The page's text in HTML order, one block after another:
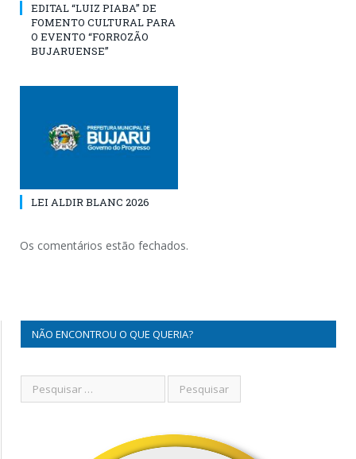
EDITAL “LUIZ PIABA” DE
FOMENTO CULTURAL PARA
O EVENTO “FORROZÃO
BUJARUENSE”
LEI ALDIR BLANC 2026
Os comentários estão fechados.
NÃO ENCONTROU O QUE QUERIA?